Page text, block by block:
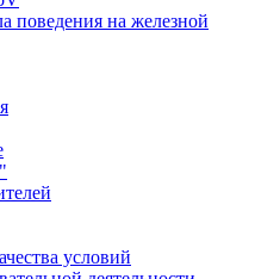
поведения на железной
условий